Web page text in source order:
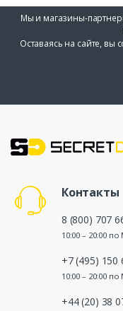
Мы и магазины-
Оставаясь на сайте, вы
Контакты
8 (800) 707
10:00 – 20:00
+7 (495) 150
10:00 – 20:00 по
+44 (20) 38